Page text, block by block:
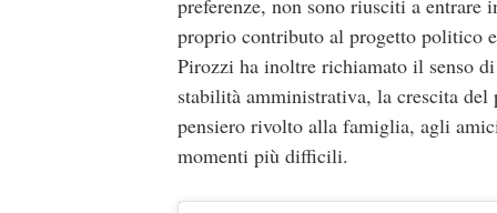
preferenze, non sono riusciti a entrare
proprio contributo al progetto politico
Pirozzi ha inoltre richiamato il senso
stabilità amministrativa, la crescita
pensiero rivolto alla famiglia, agli
momenti più difficili.